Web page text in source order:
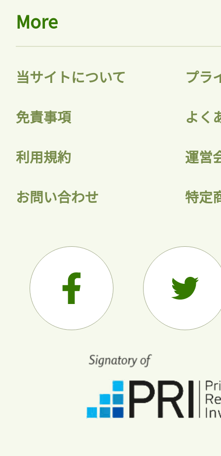
会員登録
More
当サイトについて プラ
免責事項 よく
利用規約 運営
お問い合わせ 特定